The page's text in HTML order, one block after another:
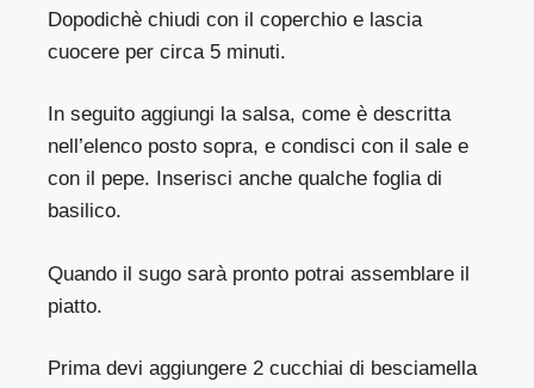
Dopodichè chiudi con il coperchio e lascia
cuocere per circa 5 minuti.
In seguito aggiungi la salsa, come è descritta
nell’elenco posto sopra, e condisci con il sale e
con il pepe. Inserisci anche qualche foglia di
basilico.
Quando il sugo sarà pronto potrai assemblare il
piatto.
Prima devi aggiungere 2 cucchiai di besciamella